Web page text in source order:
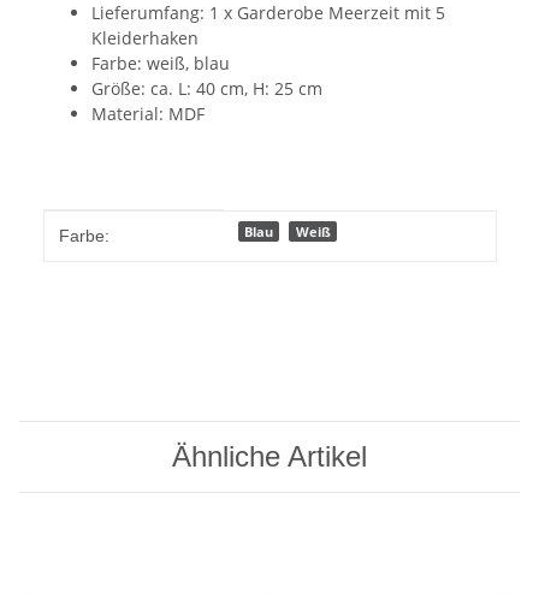
Lieferumfang: 1 x Garderobe Meerzeit mit 5
Kleiderhaken
Farbe: weiß, blau
Größe: ca. L: 40 cm, H: 25 cm
Material: MDF
Produkteigenschaft
Wert
Farbe: Blau Weiß
Ähnliche Artikel